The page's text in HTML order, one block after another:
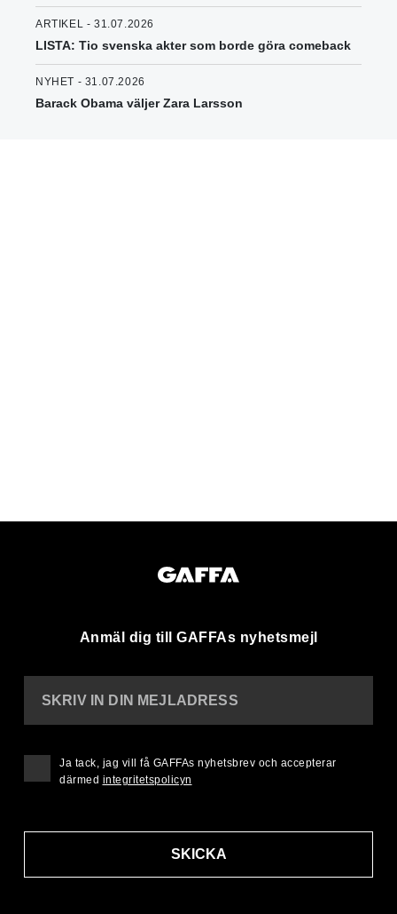
ARTIKEL - 31.07.2026
LISTA: Tio svenska akter som borde göra comeback
NYHET - 31.07.2026
Barack Obama väljer Zara Larsson
Anmäl dig till GAFFAs nyhetsmejl
SKRIV IN DIN MEJLADRESS
SKICKA
Ja tack, jag vill få GAFFAs nyhetsbrev och accepterar
därmed integritetspolicyn